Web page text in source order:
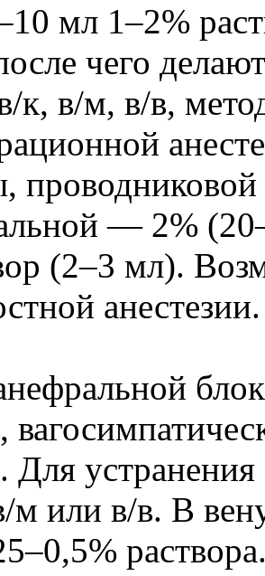
мл 1–2%
чего
к, в/м, в/в,
— 2%
(2–3 мл).
анестезии.
Для
м или в/в. В